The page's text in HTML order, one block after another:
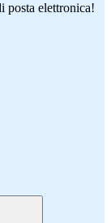
posta elettronica!